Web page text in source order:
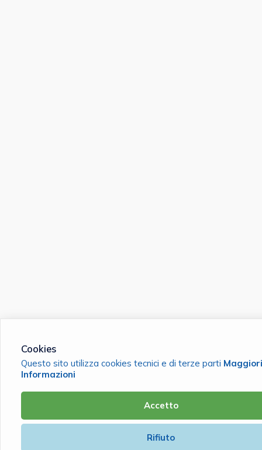
Cookies
Questo sito utilizza cookies tecnici e di terze parti Maggiori
Informazioni
Accetto
Rifiuto